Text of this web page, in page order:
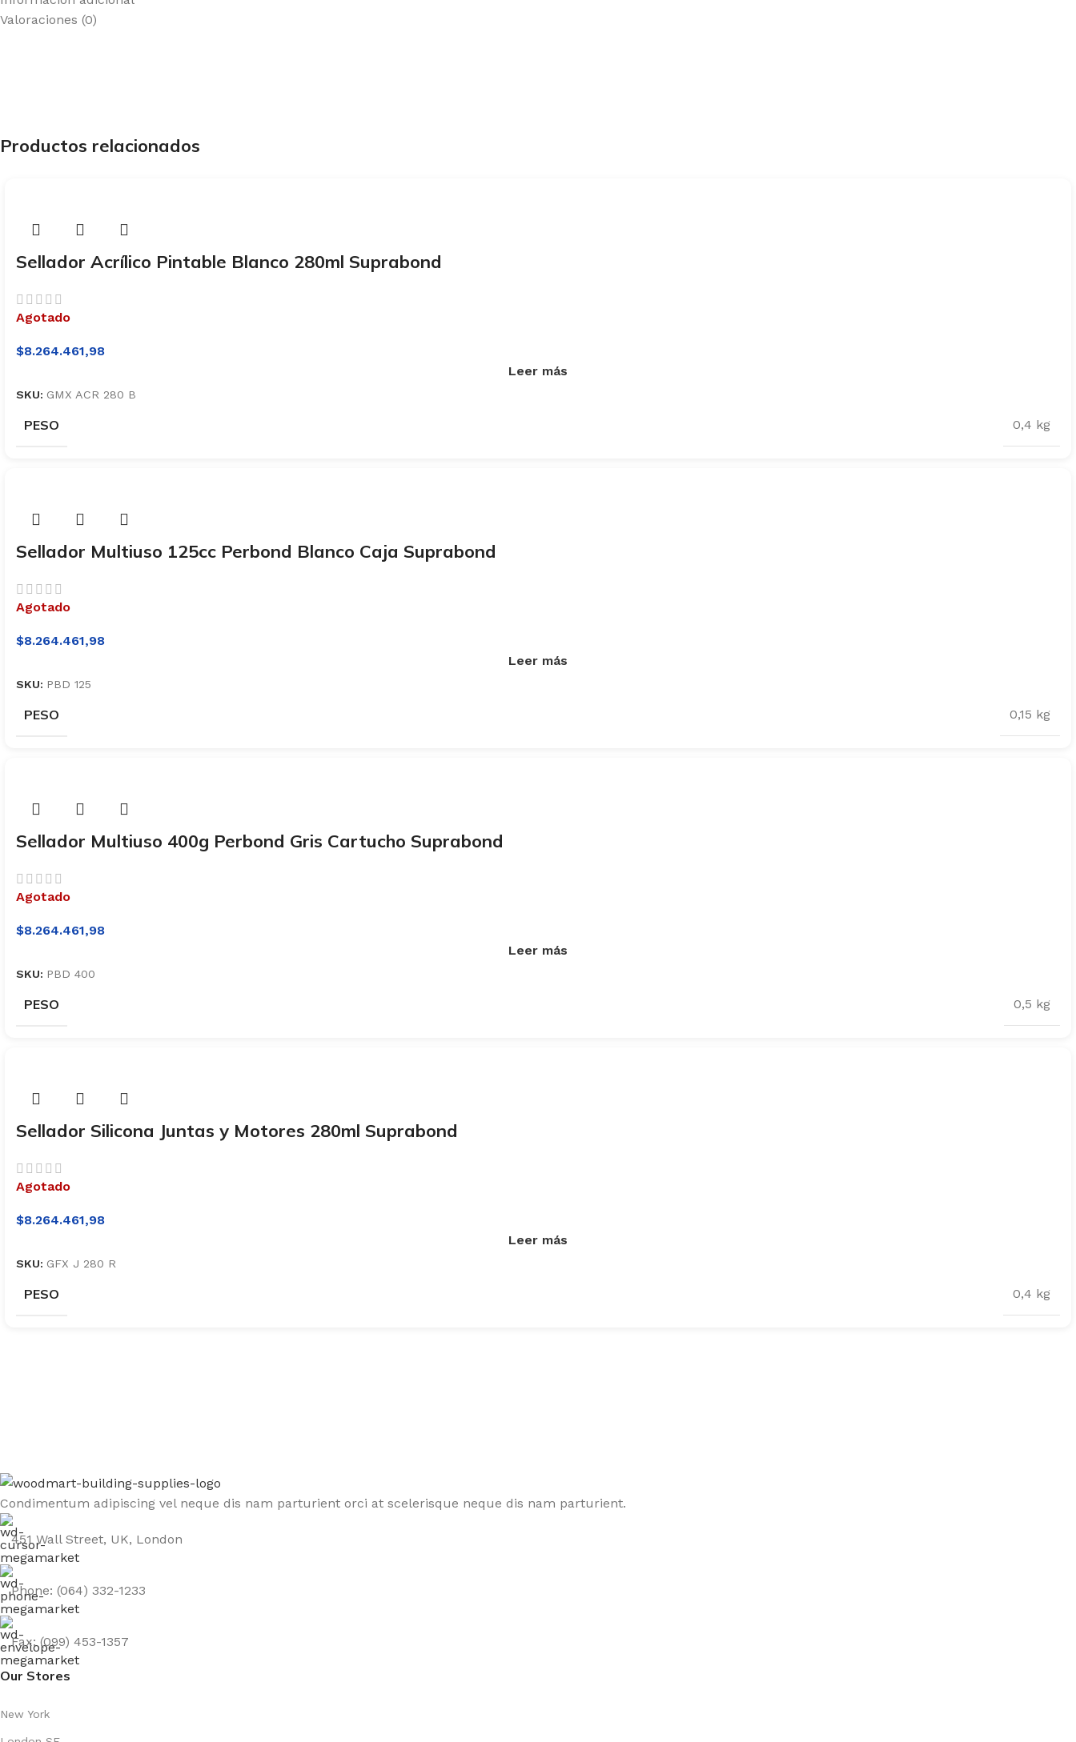
Valoraciones (0)
Productos relacionados
Sellador Acrílico Pintable Blanco 280ml Suprabond
Agotado
$8.264.461,98
Leer más
SKU: GMX ACR 280 B
PESO 0,4 kg
Sellador Multiuso 125cc Perbond Blanco Caja Suprabond
Agotado
$8.264.461,98
Leer más
SKU: PBD 125
PESO 0,15 kg
Sellador Multiuso 400g Perbond Gris Cartucho Suprabond
Agotado
$8.264.461,98
Leer más
SKU: PBD 400
PESO 0,5 kg
Sellador Silicona Juntas y Motores 280ml Suprabond
Agotado
$8.264.461,98
Leer más
SKU: GFX J 280 R
PESO 0,4 kg
Condimentum adipiscing vel neque dis nam parturient orci at scelerisque neque dis nam parturient.
451 Wall Street, UK, London
Phone: (064) 332-1233
Fax: (099) 453-1357
Our Stores
New York